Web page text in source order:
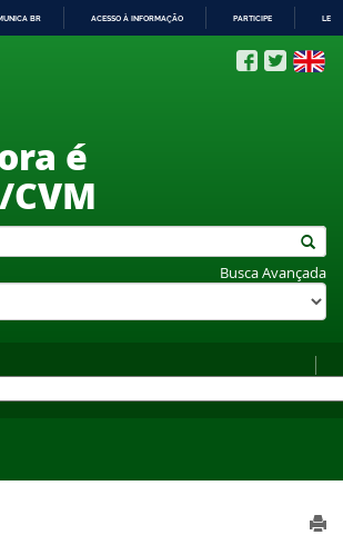
BR ACESSO À INFORMAÇÃO PARTICIPE
é
CVM
Busca Avançada